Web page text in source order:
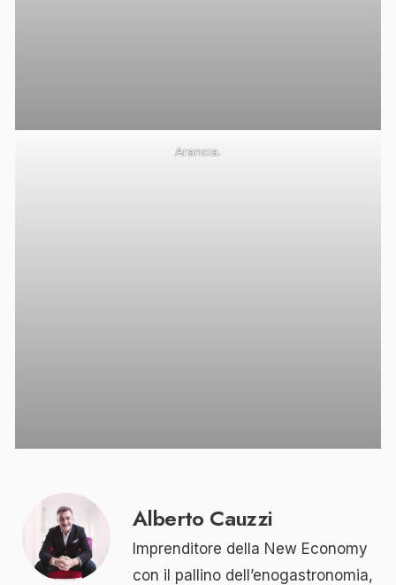
Arancia.
Alberto Cauzzi
Imprenditore della New Economy
con il pallino dell’enogastronomia,